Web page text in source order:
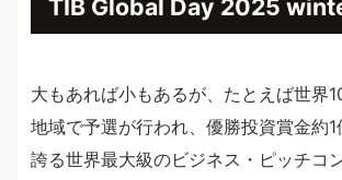
TIB Global Day 2025
大もあれば小もあるが、たとえば世界
地域で予選が行われ、優勝投資賞金約
誇る世界最大級のビジネス・ピッチコ